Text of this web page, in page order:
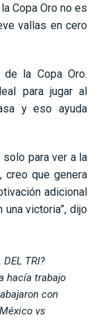
Copa Oro no es
vallas en cero
de la Copa Oro.
para jugar al
y eso ayuda
para ver a la
creo que genera
adicional
victoria”, dijo
DEL TRI?
hacía trabajo
con
vs